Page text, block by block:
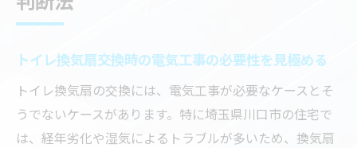
トイレ換気扇交換時の電気工事の必要性を見極める
トイレ換気扇の交換には、電気工事が必要なケースとそ
うでないケースがあります。特に埼玉県川口市の住宅で
は、経年劣化や湿気によるトラブルが多いため、換気扇